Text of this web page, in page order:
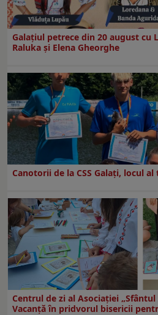
Galaţiul petrece din 20 august cu
Raluka și Elena Gheorghe
Canotorii de la CSS Galați, locul al
Centrul de zi al Asociației
Vacanță în pridvorul bisericii